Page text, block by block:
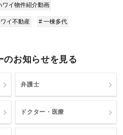
ワイ物件紹介動画
イ不動産 # 一棟多代
のお知らせを見る
弁護士
ドクター・医療